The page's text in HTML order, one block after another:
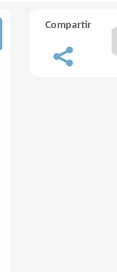
Compartir